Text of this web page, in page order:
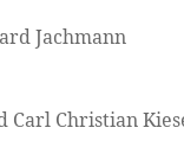
Jachmann
Carl Christian